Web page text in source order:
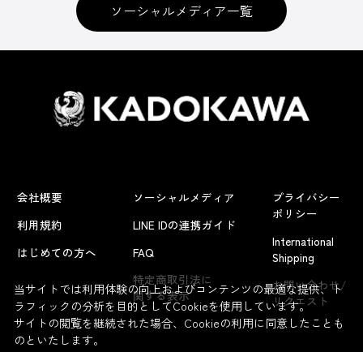
ソーシャルメディア一覧
会社概要
利用規約
はじめての方へ
ソーシャルメディア
LINE IDの連携ガイド
FAQ
特定商取引法に
関する表示
プライバシー
ポリシー
International
Shipping
お問い合わせ/
リクエスト
当サイトでは利用体験の向上およびコンテンツの最適な提供、ト
ラフィックの分析を目的としてCookieを使用しています。
サイトの閲覧を継続された場合、Cookieの利用に同意したことも
のといたします。